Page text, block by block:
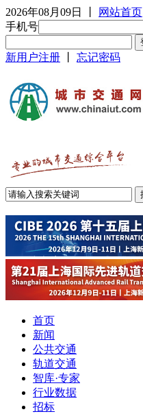
2026年08月09日 网站首页
手机号
新用户注册 忘记密码
首页
新闻
公共交通
轨道交通
智库·专家
行业数据
招标